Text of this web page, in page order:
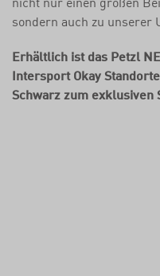
sondern auch zu unserer
Erhältlich ist das Petzl
Intersport Okay
Schwarz zum